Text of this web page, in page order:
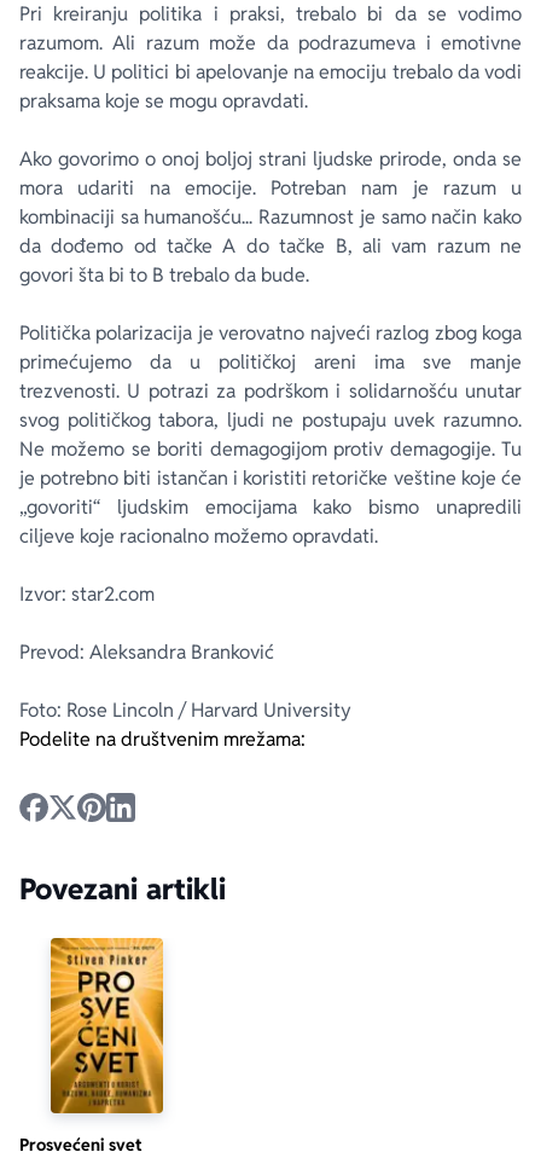
Pri kreiranju politika i praksi, trebalo bi da se vodimo
razumom. Ali razum može da podrazumeva i emotivne
reakcije. U politici bi apelovanje na emociju trebalo da vodi
praksama koje se mogu opravdati.
Ako govorimo o onoj boljoj strani ljudske prirode, onda se
mora udariti na emocije. Potreban nam je razum u
kombinaciji sa humanošću... Razumnost je samo način kako
da dođemo od tačke A do tačke B, ali vam razum ne
govori šta bi to B trebalo da bude.
Politička polarizacija je verovatno najveći razlog zbog koga
primećujemo da u političkoj areni ima sve manje
trezvenosti. U potrazi za podrškom i solidarnošću unutar
svog političkog tabora, ljudi ne postupaju uvek razumno.
Ne možemo se boriti demagogijom protiv demagogije. Tu
je potrebno biti istančan i koristiti retoričke veštine koje će
„govoriti“ ljudskim emocijama kako bismo unapredili
ciljeve koje racionalno možemo opravdati.
Izvor: star2.com
Prevod: Aleksandra Branković
Foto: Rose Lincoln / Harvard University
Podelite na društvenim mrežama:
Povezani artikli
Prosvećeni svet